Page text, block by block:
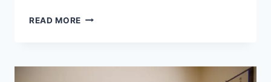
READ MORE 气
功